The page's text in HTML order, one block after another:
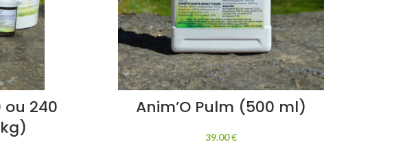
ou 240
Anim’O Pulm (500 ml)
39.00€